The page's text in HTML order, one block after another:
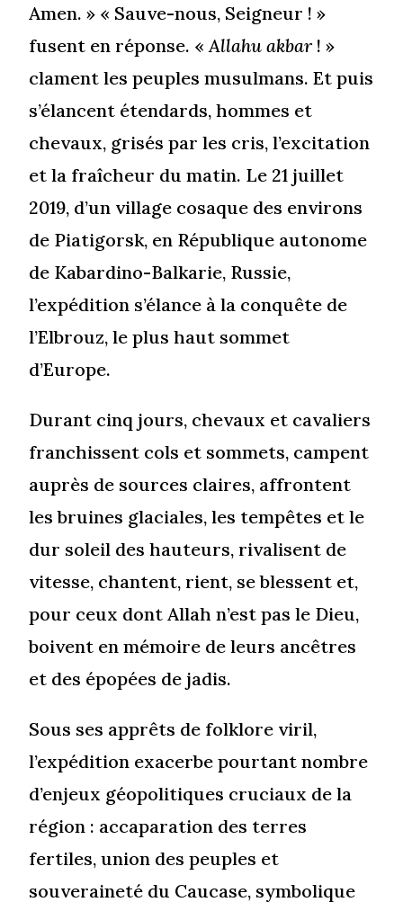
Amen. » « Sauve-nous, Seigneur ! »
fusent en réponse. «Allahu akbar ! »
clament les peuples musulmans. Et puis
s’élancent étendards, hommes et
chevaux, grisés par les cris, l’excitation
et la fraîcheur du matin. Le 21 juillet
2019, d’un village cosaque des environs
de Piatigorsk, en République autonome
de Kabardino-Balkarie, Russie,
l’expédition s’élance à la conquête de
l’Elbrouz, le plus haut sommet
d’Europe.
Durant cinq jours, chevaux et cavaliers
franchissent cols et sommets, campent
auprès de sources claires, affrontent
les bruines glaciales, les tempêtes et le
dur soleil des hauteurs, rivalisent de
vitesse, chantent, rient, se blessent et,
pour ceux dont Allah n’est pas le Dieu,
boivent en mémoire de leurs ancêtres
et des épopées de jadis.
Sous ses apprêts de folklore viril,
l’expédition exacerbe pourtant nombre
d’enjeux géopolitiques cruciaux de la
région : accaparation des terres
fertiles, union des peuples et
souveraineté du Caucase, symbolique